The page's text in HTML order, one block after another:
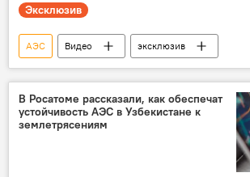
Эксклюзив
АЭС Видео
эксклюзив
Строительство АЭС в Узбекистане
Общество
атомная энергетика
В Росатоме рассказали, как обеспечат
устойчивость АЭС в Узбекистане к
землетрясениям